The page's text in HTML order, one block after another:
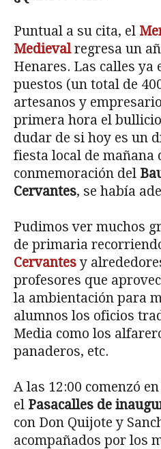
Puntual a su cita, el
Medievalregresa un
Henares. Las calles ya
puestos (un total de
artesanos y
primera hora el
dudar de si hoy es un
fiesta local de mañana
conmemoración del
Cervantes, se había
Pudimos ver muchos
de primaria
Cervantesy
profesores que
la ambientación para
alumnos los oficios
Media como los
panaderos, etc.
A las 12:00 comenzó
el Pasacalles de
con Don Quijote y
acompañados por los